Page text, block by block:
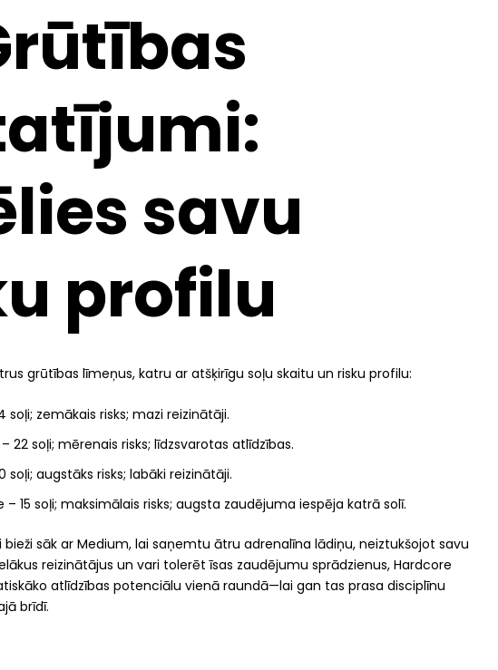
savu
profilu
grūtības līmeņus, katru ar atšķirīgu soļu skaitu un risku profilu:
soļi; zemākais risks; mazi reizinātāji.
22 soļi; mērenais risks; līdzsvarotas atlīdzības.
soļi; augstāks risks; labāki reizinātāji.
– 15 soļi; maksimālais risks; augsta zaudējuma iespēja katrā solī.
bieži sāk ar Medium, lai saņemtu ātru adrenalīna lādiņu, neiztukšojot savu
reizinātājus un vari tolerēt īsas zaudējumu sprādzienus, Hardcore
atlīdzības potenciālu vienā raundā—lai gan tas prasa disciplīnu
brīdī.